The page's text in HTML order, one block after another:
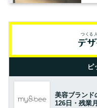
ピ
美容ブランド
126日・残業